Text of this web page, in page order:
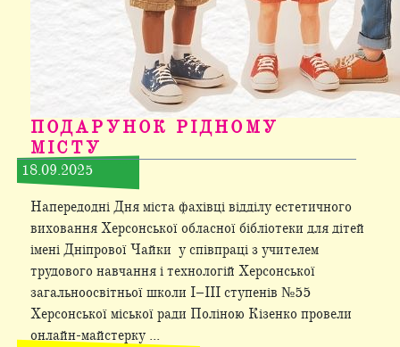
ПОДАРУНОК РІДНОМУ
МІСТУ
18.09.2025
Напередодні Дня міста фахівці відділу естетичного
виховання Херсонської обласної бібліотеки для дітей
імені Дніпрової Чайки у співпраці з учителем
трудового навчання і технологій Херсонської
загальноосвітньої школи І–ІІІ ступенів №55
Херсонської міської ради Поліною Кізенко провели
онлайн-майстерку ...